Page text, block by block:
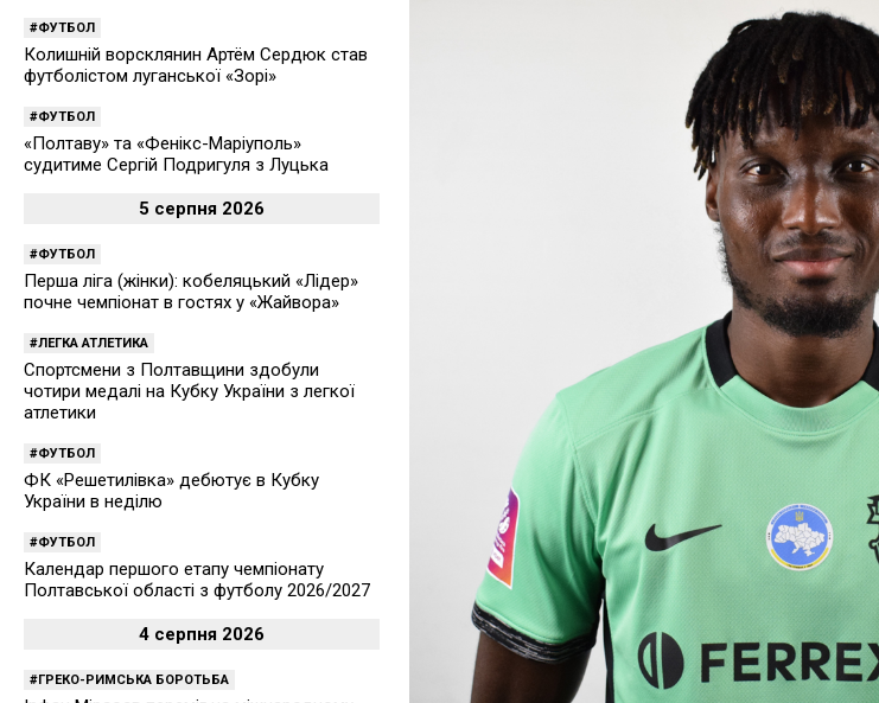
ФУТБОЛ
Колишній ворсклянин Артём Сердюк став
футболістом луганської «Зорі»
ФУТБОЛ
«Полтаву» та «Фенікс-Маріуполь»
судитиме Сергій Подригуля з Луцька
5 серпня 2026
ФУТБОЛ
Перша ліга (жінки): кобеляцький «Лідер»
почне чемпіонат в гостях у «Жайвора»
ЛЕГКА АТЛЕТИКА
Спортсмени з Полтавщини здобули
чотири медалі на Кубку України з легкої
атлетики
ФУТБОЛ
ФК «Решетилівка» дебютує в Кубку
України в неділю
ФУТБОЛ
Календар першого етапу чемпіонату
Полтавської області з футболу 2026/2027
4 серпня 2026
ГРЕКО-РИМСЬКА БОРОТЬБА